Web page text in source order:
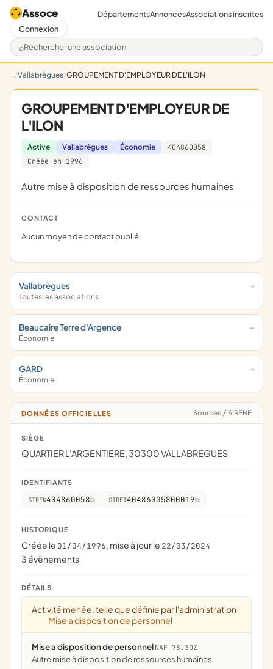
Assoce
Rechercher une association
DépartementsAnnoncesAssociations inscrites
Connexion
Vallabrègues GROUPEMENT D'EMPLOYEUR DE L'ILON
GROUPEMENT D'EMPLOYEUR DE
L'ILON
Active Vallabrègues Économie
404860058
Créée en 1996
Autre mise à disposition de ressources humaines
CONTACT
Aucun moyen de contact publié.
Vallabrègues
Toutes les associations
Beaucaire Terre d'Argence
Économie
GARD
Économie
DONNÉES OFFICIELLES Sources / SIRENE
SIÈGE
QUARTIER L'ARGENTIERE, 30300 VALLABREGUES
IDENTIFIANTS
SIREN404860058 SIRET40486005800019
HISTORIQUE
Créée le 01/04/1996, mise à jour le 22/03/2024
3 évènements
DÉTAILS
Activité menée, telle que définie par l'administration
Mise a disposition de personnel
Mise a disposition de personnel NAF 78.30Z
Autre mise à disposition de ressources humaines